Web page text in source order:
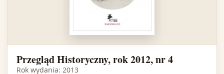
Przegląd Historyczny, rok 2012, nr 4
Rok wydania: 2013